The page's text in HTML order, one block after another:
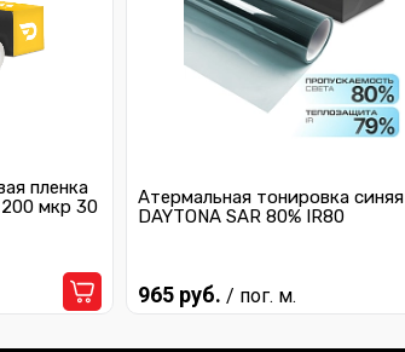
пленка
200 мкр 30
Атермальная тонировка синяя
DAYTONA SAR 80% IR80
965 руб. / пог. м.